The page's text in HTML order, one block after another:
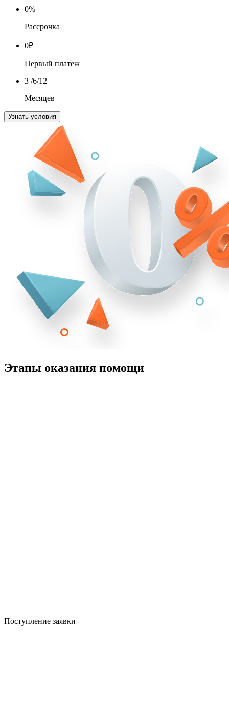
0%
Рассрочка
0₽
Первый платеж
3 /6/12
Месяцев
Узнать условия
Этапы оказания помощи
Поступление заявки